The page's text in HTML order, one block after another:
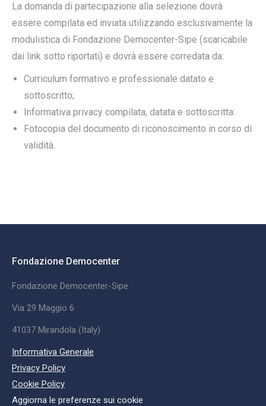
La domanda di partecipazione alla selezione dovrà
essere compilata ed inviata utilizzando esclusivamente la
modulistica di Fondazione Democenter-Sipe (scaricabile
dai link sotto riportati) e dovrà essere corredata da:
Curriculum formativo e professionale datato e
sottoscritto;
Informativa privacy compilata, datata e sottoscritta:
Fotocopia del documento di riconoscimento in corso di
validità.
Fondazione Democenter
Fondazione Democenter-Sipe
Via 29 Maggio 6
41037 Mirandola (Italy)
Informativa Generale
Privacy Policy
Cookie Policy
Aggiorna le preferenze sui cookie